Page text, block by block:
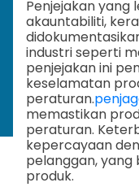
Penjejakan yang
akauntabiliti,
industri seperti
penjejakan ini
keselamatan
peraturan.
memastikan
peraturan.
kepercayaan
pelanggan, yang
produk.